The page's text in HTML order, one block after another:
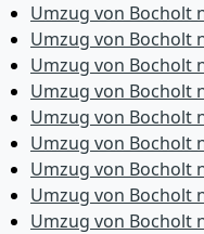
Umzug von Bocholt
Umzug von Bocholt
Umzug von Bocholt
Umzug von Bocholt
Umzug von Bocholt
Umzug von Bocholt
Umzug von Bocholt
Umzug von Bocholt
Umzug von Bocholt